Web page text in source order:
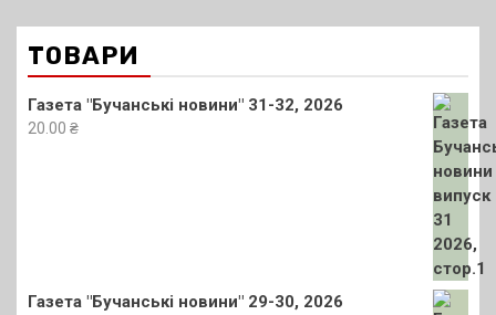
ТОВАРИ
Газета "Бучанські новини" 31-32, 2026
20.00 ₴
Газета "Бучанські новини" 29-30, 2026